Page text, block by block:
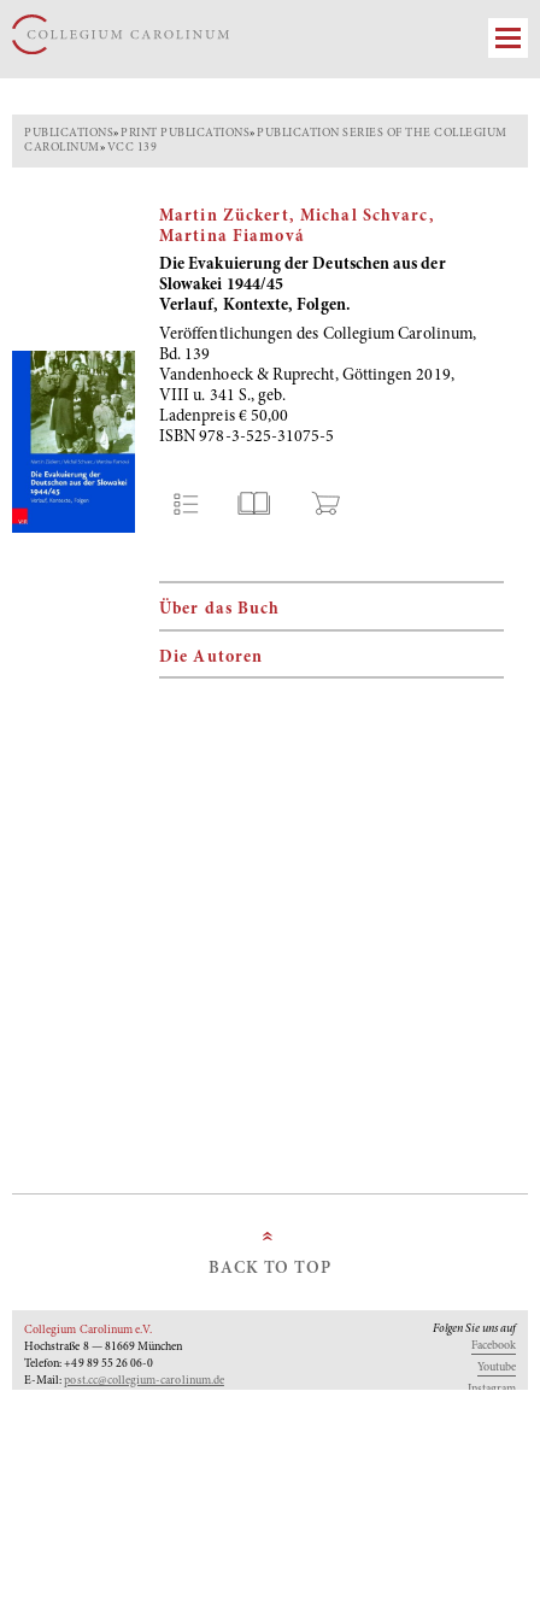
PUBLICATIONS» PRINT PUBLICATIONS» PUBLICATION SERIES OF THE COLLEGIUM
CAROLINUM» VCC 139
Martin Zückert, Michal Schvarc,
Martina Fiamová
Die Evakuierung der Deutschen aus der
Slowakei 1944/45
Verlauf, Kontexte, Folgen.
Veröffentlichungen des Collegium Carolinum,
Bd. 139
Vandenhoeck & Ruprecht, Göttingen 2019,
VIII u. 341 S., geb.
Ladenpreis € 50,00
ISBN 978-3-525-31075-5
Über das Buch
Die Autoren
»
BACK TO TOP
Collegium Carolinum e.V.
Hochstraße 8 — 81669 München
Telefon: +49 89 55 26 06-0
E-Mail:post.cc@collegium-carolinum.de
Folgen Sie uns auf
Facebook
Youtube
Instagram